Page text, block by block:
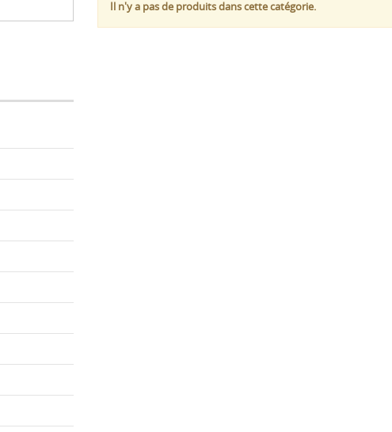
Il n'y a pas de produits dans cette catégorie.